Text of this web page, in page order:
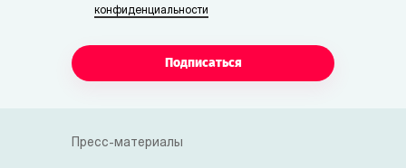
конфиденциальности
Подписаться
Пресс-материалы